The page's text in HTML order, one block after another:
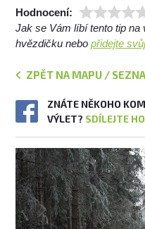
Hodnocení:
Jak se Vám líbí tento tip
hvězdičku nebopřidejte
ZPĚT NA MAPU /
ZNÁTE NĚKOHO
VÝLET? SDÍLEJTE